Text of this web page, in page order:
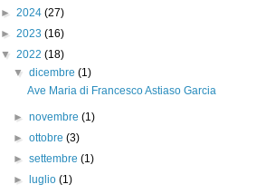
► 2024 (27)
► 2023 (16)
▼ 2022 (18)
▼dicembre(1)
Ave Maria di Francesco Astiaso Garcia
►novembre(1)
►ottobre(3)
►settembre(1)
►
luglio(1)